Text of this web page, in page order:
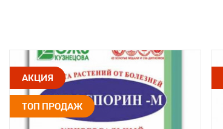
АКЦИЯ
ТОП ПРОДАЖ